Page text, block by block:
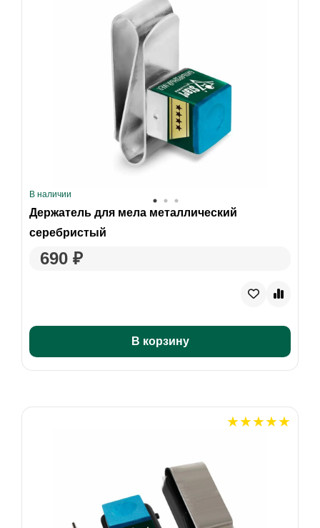
В наличии
Держатель для мела металлический
серебристый
690 ₽
В корзину